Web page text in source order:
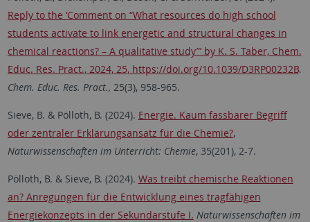
Reply to the ‘Comment on “What resources do high school
students activate to link energetic and structural changes in
chemical reactions? – A qualitative study”’ by K. S. Taber, Chem.
Educ. Res. Pract., 2024, 25, https://doi.org/10.1039/D3RP00232B.
Chem. Educ. Res. Pract., 25(3), 958-965.
Sieve, B. & Pölloth, B. (2024). Energie. Kaum fassbarer Begriff
oder zentraler Erklärungsansatz für die Chemie?,
Naturwissenschaften im Unterricht: Chemie, 35(201), 2-7.
Pölloth, B. & Sieve, B. (2024). Was treibt chemische Reaktionen
an? Anregungen für die Entwicklung eines tragfähigen
Energiekonzepts in der Sekundarstufe I. Naturwissenschaften im